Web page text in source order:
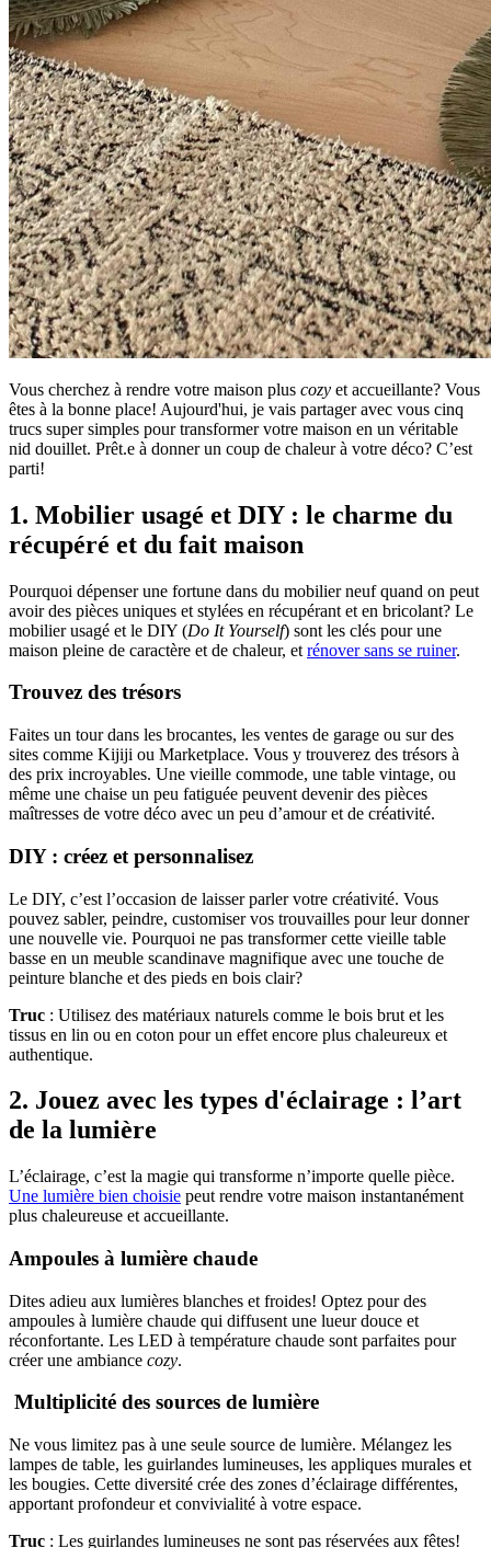
Vous cherchez à rendre votre maison plus cozy et accueillante? Vous
êtes à la bonne place! Aujourd'hui, je vais partager avec vous cinq
trucs super simples pour transformer votre maison en un véritable
nid douillet. Prêt.e à donner un coup de chaleur à votre déco? C’est
parti!
1. Mobilier usagé et DIY : le charme du
récupéré et du fait maison
Pourquoi dépenser une fortune dans du mobilier neuf quand on peut
avoir des pièces uniques et stylées en récupérant et en bricolant? Le
mobilier usagé et le DIY (Do It Yourself) sont les clés pour une
maison pleine de caractère et de chaleur, et rénover sans se ruiner.
Trouvez des trésors
Faites un tour dans les brocantes, les ventes de garage ou sur des
sites comme Kijiji ou Marketplace. Vous y trouverez des trésors à
des prix incroyables. Une vieille commode, une table vintage, ou
même une chaise un peu fatiguée peuvent devenir des pièces
maîtresses de votre déco avec un peu d’amour et de créativité.
DIY : créez et personnalisez
Le DIY, c’est l’occasion de laisser parler votre créativité. Vous
pouvez sabler, peindre, customiser vos trouvailles pour leur donner
une nouvelle vie. Pourquoi ne pas transformer cette vieille table
basse en un meuble scandinave magnifique avec une touche de
peinture blanche et des pieds en bois clair?
Truc : Utilisez des matériaux naturels comme le bois brut et les
tissus en lin ou en coton pour un effet encore plus chaleureux et
authentique.
2. Jouez avec les types d'éclairage : l’art
de la lumière
L’éclairage, c’est la magie qui transforme n’importe quelle pièce.
Une lumière bien choisie peut rendre votre maison instantanément
plus chaleureuse et accueillante.
Ampoules à lumière chaude
Dites adieu aux lumières blanches et froides! Optez pour des
ampoules à lumière chaude qui diffusent une lueur douce et
réconfortante. Les LED à température chaude sont parfaites pour
créer une ambiance cozy.
Multiplicité des sources de lumière
Ne vous limitez pas à une seule source de lumière. Mélangez les
lampes de table, les guirlandes lumineuses, les appliques murales et
les bougies. Cette diversité crée des zones d’éclairage différentes,
apportant profondeur et convivialité à votre espace.
Truc : Les guirlandes lumineuses ne sont pas réservées aux fêtes!